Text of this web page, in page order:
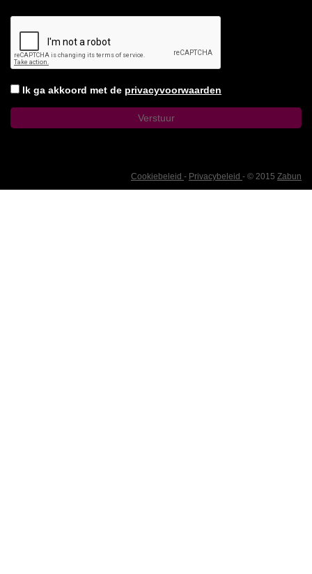
Ik ga akkoord met de privacyvoorwaarden
Cookiebeleid - Privacybeleid - © 2015 Zabun